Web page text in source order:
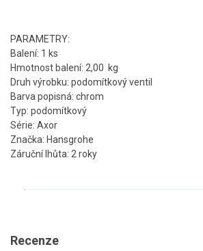
PARAMETRY:
Balení: 1 ks
Hmotnost balení: 2,00 kg
Druh výrobku: podomítkový ventil
Barva popisná: chrom
Typ: podomítkový
Série: Axor
Značka: Hansgrohe
Záruční lhůta: 2 roky
Recenze